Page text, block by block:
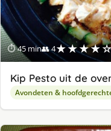
⏱ 45 min👥 4
Kip Pesto uit de
Avondeten &